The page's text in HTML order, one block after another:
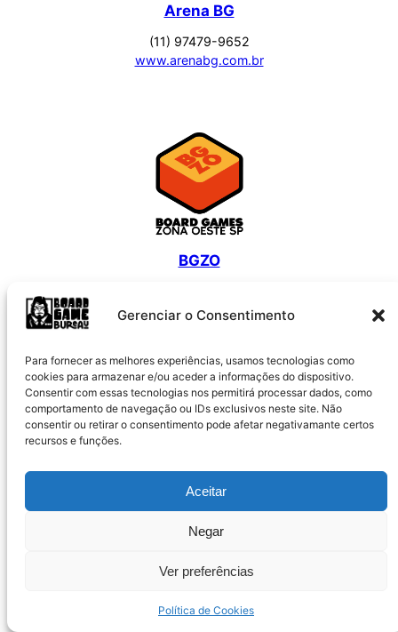
Gerenciar o Consentimento
Para fornecer as melhores experiências, usamos tecnologias como
cookies para armazenar e/ou aceder a informações do dispositivo.
Consentir com essas tecnologias nos permitirá processar dados, como
comportamento de navegação ou IDs exclusivos neste site. Não
consentir ou retirar o consentimento pode afetar negativamante certos
recursos e funções.
Aceitar
Negar
Ver preferências
Política de Cookies
Arena BG
(11) 97479-9652
www.arenabg.com.br
BGZO
@goetheinstitut_saopaulo